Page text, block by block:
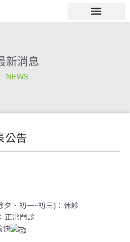
新消息
NEWS
公告
夕、初一~初三)：休診
正常門診
快